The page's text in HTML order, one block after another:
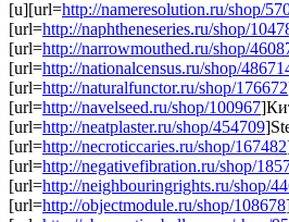
[u][url=http://nameresolution.ru/shop/
[url=http://naphtheneseries.ru/shop/
[url=http://narrowmouthed.ru/shop/
[url=http://nationalcensus.ru/shop/
[url=http://naturalfunctor.ru/shop/176672
[url=http://navelseed.ru/shop/100967
[url=http://neatplaster.ru/shop/454709
[url=http://necroticcaries.ru/shop/167482
[url=http://negativefibration.ru/shop/
[url=http://neighbouringrights.ru/shop/
[url=http://objectmodule.ru/shop/108678